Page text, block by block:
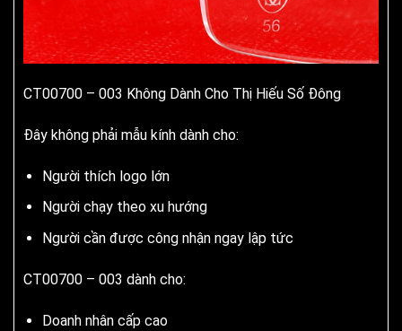
CT00700 – 003 Không Dành Cho Thị Hiếu Số Đông
Đây không phải mẫu kính dành cho:
Người thích logo lớn
Người chạy theo xu hướng
Người cần được công nhận ngay lập tức
CT00700 – 003 dành cho:
Doanh nhân cấp cao